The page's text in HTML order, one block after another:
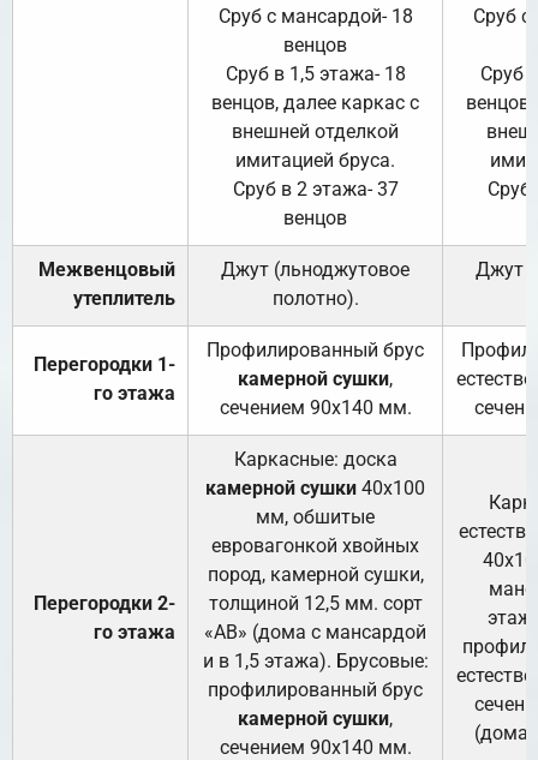
Сруб с мансардой- 18
венцов
Сруб в 1,5 этажа- 18
венцов, далее каркас с
внешней отделкой
имитацией бруса.
Сруб в 2 этажа- 37
венцов
Сруб с
Сруб
Сруб
Межвенцовый
утеплитель
Джут (льноджутовое
полотно).
Джут
Перегородки 1-
го этажа
Профилированный брус
камерной сушки,
сечением 90х140 мм.
Перегородки 2-
го этажа
Каркасные: доска
камерной сушки 40х100
мм, обшитые
евровагонкой хвойных
пород, камерной сушки,
толщиной 12,5 мм. сорт
«АВ» (дома с мансардой
и в 1,5 этажа). Брусовые:
профилированный брус
камерной сушки,
сечением 90х140 мм.
(дома